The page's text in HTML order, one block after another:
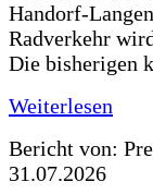
Handorf-
Radverkehr
Die bisherigen
Weiterlesen
Bericht von:
31.07.2026